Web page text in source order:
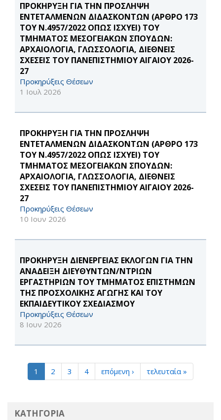
ΠΡΟΚΗΡΥΞΗ ΓΙΑ ΤΗΝ ΠΡΟΣΛΗΨΗ
ΕΝΤΕΤΑΛΜΕΝΩΝ ΔΙΔΑΣΚΟΝΤΩΝ (ΑΡΘΡΟ 173
ΤΟΥ Ν.4957/2022 ΟΠΩΣ ΙΣΧΥΕΙ) ΤΟΥ
ΤΜΗΜΑΤΟΣ ΜΕΣΟΓΕΙΑΚΩΝ ΣΠΟΥΔΩΝ:
ΑΡΧΑΙΟΛΟΓΙΑ, ΓΛΩΣΣΟΛΟΓΙΑ, ΔΙΕΘΝΕΙΣ
ΣΧΕΣΕΙΣ ΤΟΥ ΠΑΝΕΠΙΣΤΗΜΙΟΥ ΑΙΓΑΙΟΥ 2026-
27
Προκηρύξεις Θέσεων
1 Ιουλ 2026
ΠΡΟΚΗΡΥΞΗ ΓΙΑ ΤΗΝ ΠΡΟΣΛΗΨΗ
ΕΝΤΕΤΑΛΜΕΝΩΝ ΔΙΔΑΣΚΟΝΤΩΝ (ΑΡΘΡΟ 173
ΤΟΥ Ν.4957/2022 ΟΠΩΣ ΙΣΧΥΕΙ) ΤΟΥ
ΤΜΗΜΑΤΟΣ ΜΕΣΟΓΕΙΑΚΩΝ ΣΠΟΥΔΩΝ:
ΑΡΧΑΙΟΛΟΓΙΑ, ΓΛΩΣΣΟΛΟΓΙΑ, ΔΙΕΘΝΕΙΣ
ΣΧΕΣΕΙΣ ΤΟΥ ΠΑΝΕΠΙΣΤΗΜΙΟΥ ΑΙΓΑΙΟΥ 2026-
27
Προκηρύξεις Θέσεων
10 Ιουν 2026
ΠΡΟΚΗΡΥΞΗ ΔΙΕΝΕΡΓΕΙΑΣ ΕΚΛΟΓΩΝ ΓΙΑ ΤΗΝ
ΑΝΑΔΕΙΞΗ ΔΙΕΥΘΥΝΤΩΝ/ΝΤΡΙΩΝ
ΕΡΓΑΣΤΗΡΙΩΝ ΤΟΥ ΤΜΗΜΑΤΟΣ ΕΠΙΣΤΗΜΩΝ
ΤΗΣ ΠΡΟΣΧΟΛΙΚΗΣ ΑΓΩΓΗΣ ΚΑΙ ΤΟΥ
ΕΚΠΑΙΔΕΥΤΙΚΟΥ ΣΧΕΔΙΑΣΜΟΥ
Προκηρύξεις Θέσεων
8 Ιουν 2026
1 2 3 4 επόμενη › τελευταία »
ΚΑΤΗΓΟΡΙΑ